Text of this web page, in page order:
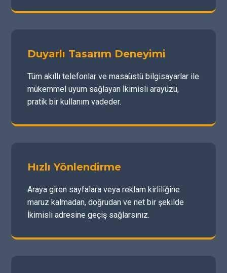
Duyarlı Tasarım Deneyimi
Tüm akıllı telefonlar ve masaüstü bilgisayarlar ile
mükemmel uyum sağlayan İkimisli arayüzü,
pratik bir kullanım vadeder.
Hızlı Yönlendirme
Araya giren sayfalara veya reklam kirliliğine
maruz kalmadan, doğrudan ve net bir şekilde
İkimisli adresine geçiş sağlarsınız.